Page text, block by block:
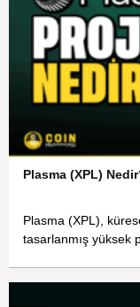
Plasma (XPL)
Plasma (XPL),
tasarlanmış yüksek